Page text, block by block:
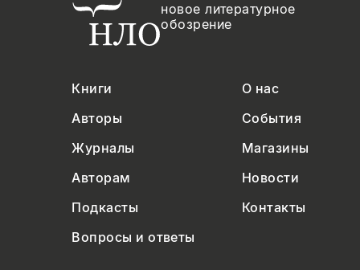
новое литературное
обозрение
Книги
О нас
Авторы
События
Журналы
Магазины
Авторам
Новости
Подкасты
Контакты
Вопросы и ответы